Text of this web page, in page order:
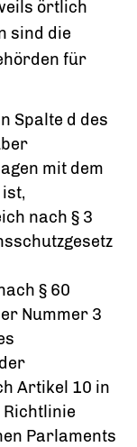
örtlich
sind die
für
Spalte d des
mit dem
nach § 3
§ 60
Nummer 3
Artikel 10 in
Parlaments